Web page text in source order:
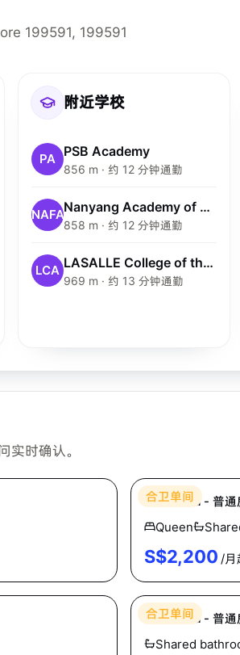
199591, 199591
附近学校
PA PSB Academy
856 m · 约 12 分钟通勤
NAFA Nanyang Academy of Fine Arts
858 m · 约 12 分钟通勤
LCA LASALLE College of the Arts
969 m · 约 13 分钟通勤
实时确认。
Hei Homes
合卫单间
The Plaza - 普通
Queen
S$2,200 /月
合卫单间
The Plaza - 普通
Shared